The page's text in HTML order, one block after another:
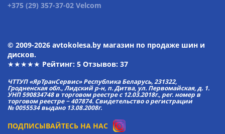
+375 (29) 357-37-02 Velcom
© 2009-2026 avtokolesa.by магазин по продаже шин и
дисков.
★★★★★ Рейтинг: 5 Отзывов: 37
ЧТТУП «ЯрТранСервис» Республика Беларусь, 231322,
Гродненская обл., Лидский р-н, п. Дитва, ул. Первомайская, д. 1.
УНП 590834748 в торговом реестре с 12.03.2018г., рег. номер в
торговом реестре − 407874. Свидетельство о регистрации
№ 0055534 выдано 13.08.2008г.
ПОДПИСЫВАЙТЕСЬ НА НАС